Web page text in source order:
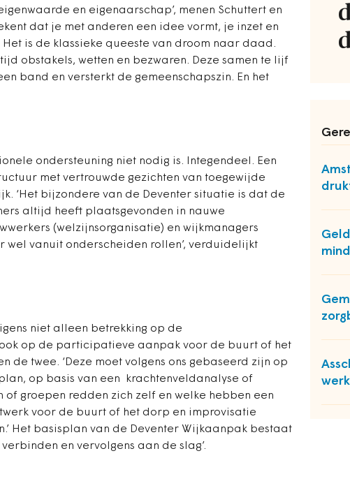
en eigenaarschap’, menen Schuttert en
dat je met anderen een idee vormt, je inzet en
is de klassieke queeste van droom naar daad.
obstakels, wetten en bezwaren. Deze samen te lijf
band en versterkt de gemeenschapszin. En het
ondersteuning niet nodig is. Integendeel. Een
met vertrouwde gezichten van toegewijde
‘Het bijzondere van de Deventer situatie is dat de
altijd heeft plaatsgevonden in nauwe
(welzijnsorganisatie) en wijkmanagers
wel vanuit onderscheiden rollen’, verduidelijkt
niet alleen betrekking op de
op de participatieve aanpak voor de buurt of het
de twee. ‘Deze moet volgens ons gebaseerd zijn op
op basis van een krachtenveldanalyse of
of groepen redden zich zelf en welke hebben een
voor de buurt of het dorp en improvisatie
Het basisplan van de Deventer Wijkaanpak bestaat
en vervolgens aan de slag’.